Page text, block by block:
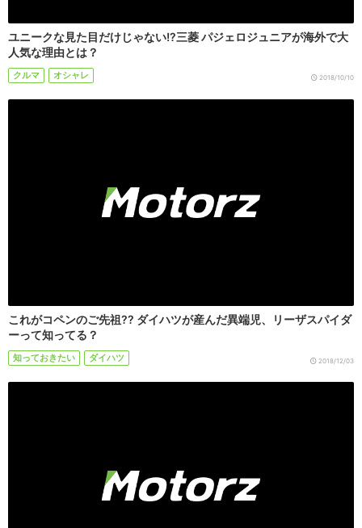
ユニークな見た目だけじゃない!?三菱 パジェロジュニアが海外で大
人気な理由とは？
クルマ オシャレ 2018/10/10
これがコペンのご先祖?? ダイハツが産んだ異端児、リーザスパイダ
ーって知ってる？
知っておきたい ダイハツ 2018/12/03